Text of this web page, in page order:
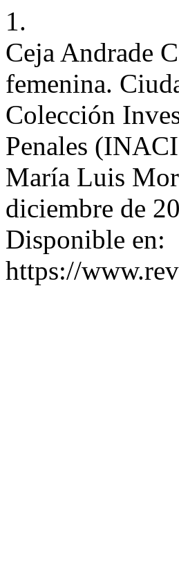
1.
Ceja Andrade
femenina.
Colección
Penales
María Luis
diciembre de
Disponible en:
https://